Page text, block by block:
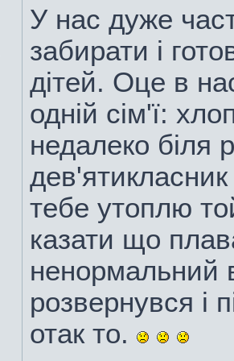
У нас дуже
забирати і
дітей. Оце в
одній сім'ї:
недалеко біля
тебе утоплю
казати що
ненормальний
розвернувся і
отак то.